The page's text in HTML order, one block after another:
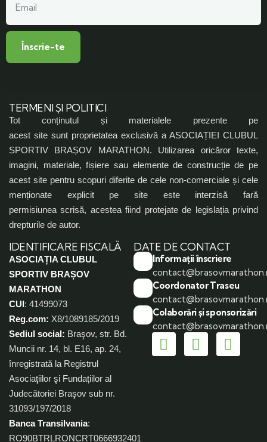
TERMENI ȘI POLITICI
Tot conținutul și materialele prezente pe
acest site sunt proprietatea exclusivă a ASOCIAȚIEI CLUBUL
SPORTIV BRAȘOV MARATHON. Utilizarea oricăror texte,
imagini, materiale, fișiere sau elemente de construcție de pe
acest site pentru scopuri diferite de cele non-comerciale și cele
menționate explicit pe site este interzisă fară
permisiunea scrisă, acestea fiind protejate de legislația privind
drepturile de autor.
IDENTIFICARE FISCALĂ
ASOCIAȚIA CLUBUL
SPORTIV BRAȘOV
MARATHON
CUI: 41499073
Reg.com: X8/1089185/2019
Sediul social: Braşov, str. Bd.
Muncii nr. 14, bl. E16, ap. 24,
înregistrată la Registrul
Asociaţiilor şi Fundațiilor al
Judecătoriei Braşov sub nr.
31093/197/2018
Banca Transilvania:
RO90BTRLRONCRT0666932401
DATE DE CONTACT
Informații înscriere
Coordonator Traseu
Colaborări și sponsorizări